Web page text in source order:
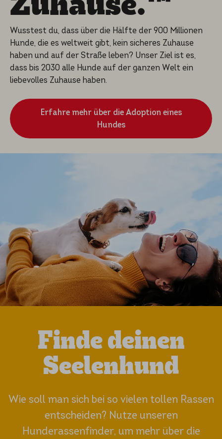
Wusstest du, dass über die Hälfte der 900 Millionen
Hunde, die es weltweit gibt, kein sicheres Zuhause
haben und auf der Straße leben? Unser Ziel ist es,
dass bis 2030 alle Hunde auf der ganzen Welt ein
liebevolles Zuhause haben.
Erfahre mehr über die Adoption eines
Hundes
Finde deinen
Seelenhund
Wie soll man sich bei so vielen tollen Rassen
entscheiden? Nutze unseren
Hunderassenfinder, um mehr über die